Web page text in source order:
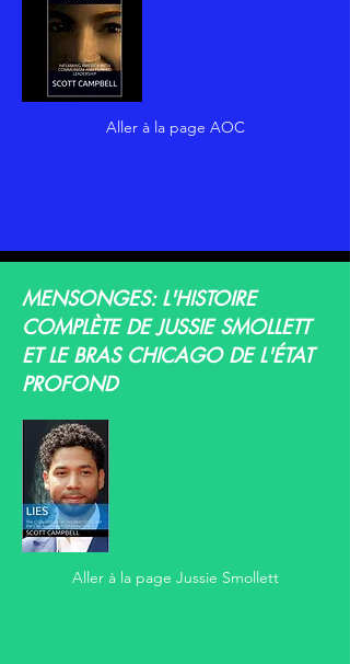
Aller à la page AOC
MENSONGES: L'HISTOIRE
COMPLÈTE DE JUSSIE SMOLLETT
ET LE BRAS CHICAGO DE L'ÉTAT
PROFOND
Aller à la page Jussie Smollett